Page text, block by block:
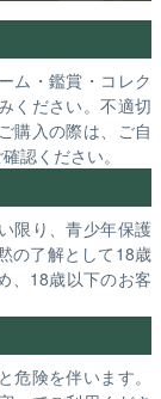
ム・鑑賞・コレク
ください。不適切
購入の際は、ご自
認ください。
限り、青少年保護
の了解として18歳
、18歳以下のお客
険を伴います。